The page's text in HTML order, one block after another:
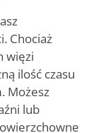
Chociaż
więzi
ilość czasu
Możesz
lub